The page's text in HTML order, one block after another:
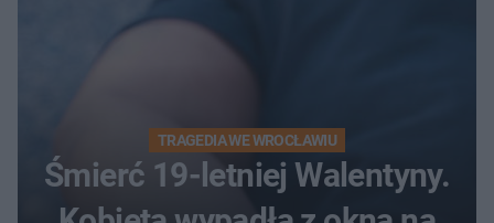
TRAGEDIA WE WROCŁAWIU
Śmierć 19-letniej Walentyny.